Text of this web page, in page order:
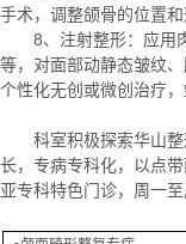
手术，调整颌骨的位置
8、注射整形：应用
等，对面部动静态皱纹
个性化无创或微创治疗
科室积极探索华山
长，专病专科化，以点
亚专科特色门诊，周一至